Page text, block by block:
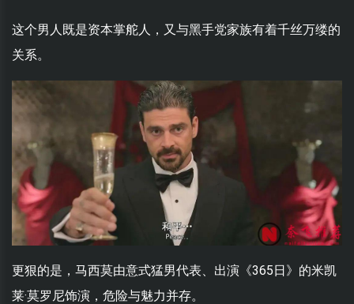
这个男人既是资本掌舵人，又与黑手党家族有着千丝万缕的
关系。
更狠的是，马西莫由意式猛男代表、出演《365日》的米凯
莱·莫罗尼饰演，危险与魅力并存。